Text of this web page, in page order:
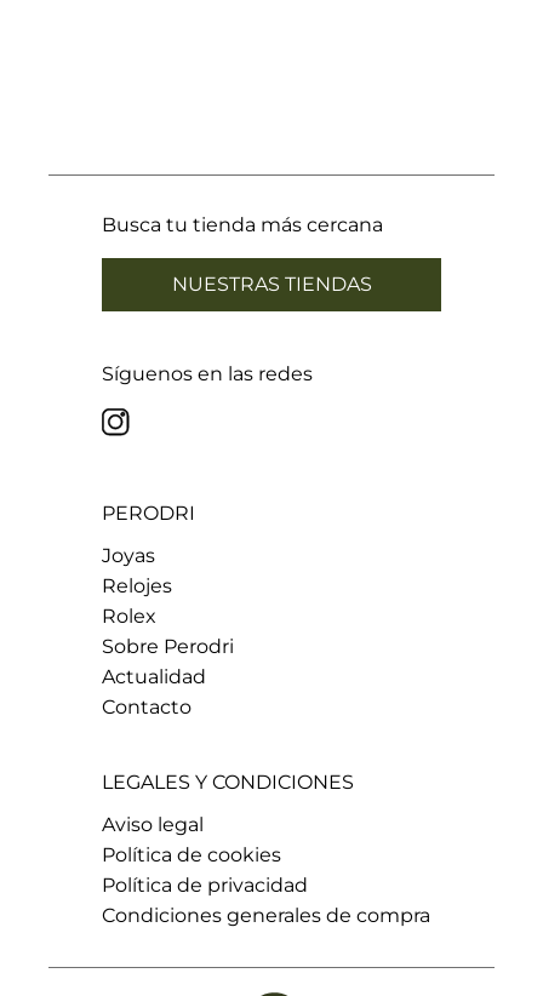
Busca tu tienda más cercana
NUESTRAS TIENDAS
Síguenos en las redes
PERODRI
Joyas
Relojes
Rolex
Sobre Perodri
Actualidad
Contacto
LEGALES Y CONDICIONES
Aviso legal
Política de cookies
Política de privacidad
Condiciones generales de compra